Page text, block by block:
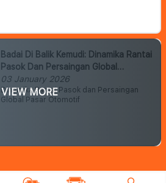
Badai Di Balik Kemudi: Dinamika Rantai
Pasok Dan Persaingan Global
Otomotif Makin Panas
03 January 2026
Dinamika Rantai Pasok dan Persaingan
Global Pasar Otomotif
VIEW MORE